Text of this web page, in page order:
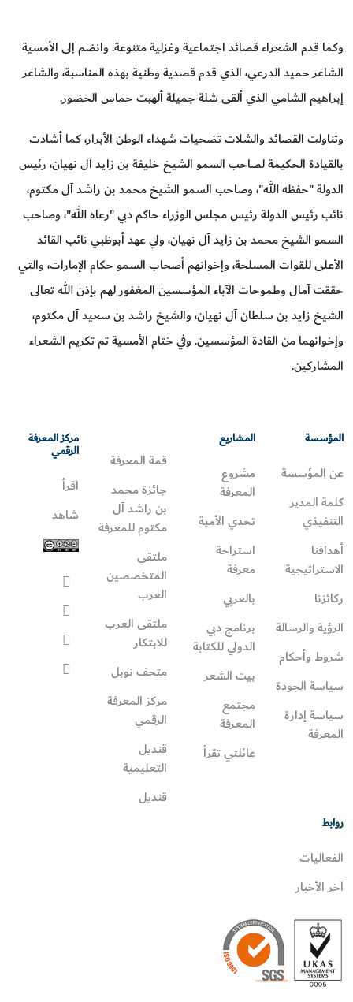
وكما قدم الشعراء قصائد اجتماعية وغزلية متنوعة. وانضم إلى الأمسية
الشاعر حميد الدرعي، الذي قدم قصدية وطنية بهذه المناسبة، والشاعر
إبراهيم الشامي الذي ألقى شلة جميلة ألهبت حماس الحضور.
وتناولت القصائد والشلات تضحيات شهداء الوطن الأبرار، كما أشادت
بالقيادة الحكيمة لصاحب السمو الشيخ خليفة بن زايد آل نهيان، رئيس
الدولة "حفظه الله"، وصاحب السمو الشيخ محمد بن راشد آل مكتوم،
نائب رئيس الدولة رئيس مجلس الوزراء حاكم دبي "رعاه الله"، وصاحب
السمو الشيخ محمد بن زايد آل نهيان، ولي عهد أبوظبي نائب القائد
الأعلى للقوات المسلحة، وإخوانهم أصحاب السمو حكام الإمارات، والتي
حققت آمال وطموحات الآباء المؤسسين المغفور لهم بإذن الله تعالى
الشيخ زايد بن سلطان آل نهيان، والشيخ راشد بن سعيد آل مكتوم،
وإخوانهما من القادة المؤسسين. وفي ختام الأمسية تم تكريم الشعراء
المشاركين.
المؤسسة
عن المؤسسة
كلمة المدير
التنفيذي
أهدافنا
الاستراتيجية
ركائزنا
الرؤية والرسالة
شروط وأحكام
سياسة الجودة
سياسة إدارة
المعرفة
المشاريع
مشروع
المعرفة
تحدي الأمية
استراحة
معرفة
بالعربي
برنامج دبي
الدولي للكتابة
بيت الشعر
مجتمع
المعرفة
عائلتي تقرأ‎
قمة المعرفة
جائزة محمد
بن راشد آل
مكتوم للمعرفة
ملتقى
المتخصصين
العرب
ملتقى العرب
للابتكار
متحف نوبل
مركز المعرفة
الرقمي
قنديل
التعليمية
قنديل
مركز المعرفة
الرقمي
اقرأ
شاهد
روابط
الفعاليات
آخر الأخبار